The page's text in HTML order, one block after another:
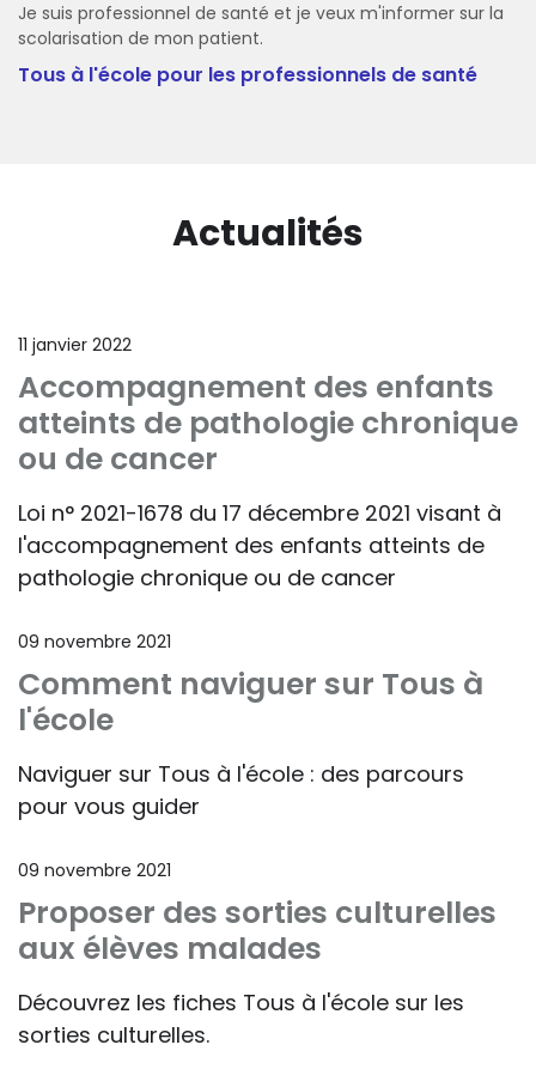
Je suis professionnel de santé et je veux m'informer sur la
scolarisation de mon patient.
Tous à l'école pour les professionnels de santé
Actualités
11 janvier 2022
Accompagnement des enfants
atteints de pathologie chronique
ou de cancer
Loi n° 2021-1678 du 17 décembre 2021 visant à
l'accompagnement des enfants atteints de
pathologie chronique ou de cancer
09 novembre 2021
Comment naviguer sur Tous à
l'école
Naviguer sur Tous à l'école : des parcours
pour vous guider
09 novembre 2021
Proposer des sorties culturelles
aux élèves malades
Découvrez les fiches Tous à l'école sur les
sorties culturelles.